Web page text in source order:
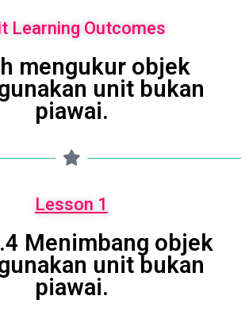
Learning Outcomes
mengukur objek
unit bukan
piawai.
Lesson 1
Menimbang objek
unit bukan
piawai.